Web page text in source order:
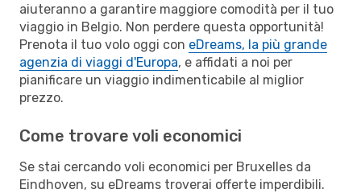
aiuteranno a garantire maggiore comodità per il tuo
viaggio in Belgio. Non perdere questa opportunità!
Prenota il tuo volo oggi con eDreams, la più grande
agenzia di viaggi d'Europa, e affidati a noi per
pianificare un viaggio indimenticabile al miglior
prezzo.
Come trovare voli economici
Se stai cercando voli economici per Bruxelles da
Eindhoven, su eDreams troverai offerte imperdibili.